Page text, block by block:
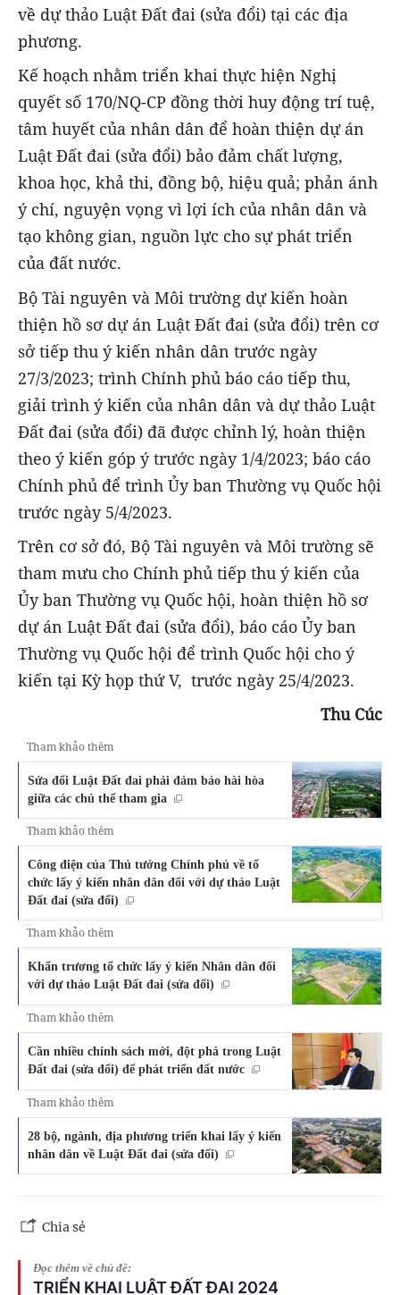
về dự thảo Luật Đất đai (sửa đổi) tại các địa
phương.
Kế hoạch nhằm triển khai thực hiện Nghị
quyết số 170/NQ-CP đồng thời huy động trí tuệ,
tâm huyết của nhân dân để hoàn thiện dự án
Luật Đất đai (sửa đổi) bảo đảm chất lượng,
khoa học, khả thi, đồng bộ, hiệu quả; phản ánh
ý chí, nguyện vọng vì lợi ích của nhân dân và
tạo không gian, nguồn lực cho sự phát triển
của đất nước.
Bộ Tài nguyên và Môi trường dự kiến hoàn
thiện hồ sơ dự án Luật Đất đai (sửa đổi) trên cơ
sở tiếp thu ý kiến nhân dân trước ngày
27/3/2023; trình Chính phủ báo cáo tiếp thu,
giải trình ý kiến của nhân dân và dự thảo Luật
Đất đai (sửa đổi) đã được chỉnh lý, hoàn thiện
theo ý kiến góp ý trước ngày 1/4/2023; báo cáo
Chính phủ để trình Ủy ban Thường vụ Quốc hội
trước ngày 5/4/2023.
Trên cơ sở đó, Bộ Tài nguyên và Môi trường sẽ
tham mưu cho Chính phủ tiếp thu ý kiến của
Ủy ban Thường vụ Quốc hội, hoàn thiện hồ sơ
dự án Luật Đất đai (sửa đổi), báo cáo Ủy ban
Thường vụ Quốc hội để trình Quốc hội cho ý
kiến tại Kỳ họp thứ V, trước ngày 25/4/2023.
Thu Cúc
Tham khảo thêm
Sửa đổi Luật Đất đai phải đảm bảo hài hòa
giữa các chủ thể tham gia
Tham khảo thêm
Công điện của Thủ tướng Chính phủ về tổ
chức lấy ý kiến nhân dân đối với dự thảo Luật
Đất đai (sửa đổi)
Tham khảo thêm
Khẩn trương tổ chức lấy ý kiến Nhân dân đối
với dự thảo Luật Đất đai (sửa đổi)
Tham khảo thêm
Cần nhiều chính sách mới, đột phá trong Luật
Đất đai (sửa đổi) để phát triển đất nước
Tham khảo thêm
28 bộ, ngành, địa phương triển khai lấy ý kiến
nhân dân về Luật Đất đai (sửa đổi)
Chia sẻ
Đọc thêm về chủ đề:
TRIỂN KHAI LUẬT ĐẤT ĐAI 2024